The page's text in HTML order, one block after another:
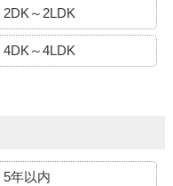
2DK～2LDK
4DK～4LDK
5年以内